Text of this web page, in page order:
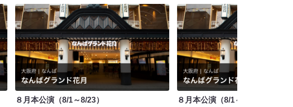
８月本公演（8/1～8/23） ８月本公演（8/1～8/23）